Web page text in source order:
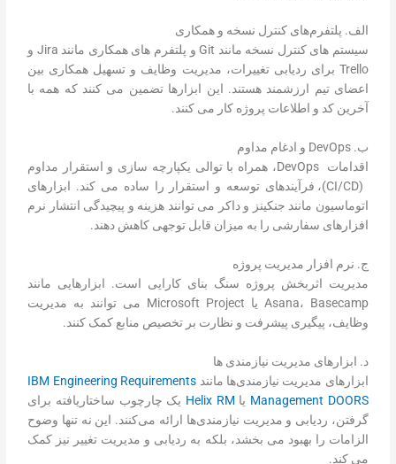
الف. پلتفرم‌های کنترل نسخه و همکاری
سیستم های کنترل نسخه مانند Git و پلتفرم های همکاری مانند Jira و
Trello برای ردیابی تغییرات، مدیریت وظایف و تسهیل همکاری بین
اعضای تیم ارزشمند هستند. این ابزارها تضمین می کنند که همه با
آخرین کد و اطلاعات پروژه کار می کنند.
ب. DevOps و ادغام مداوم
اقدامات DevOps، همراه با توالی یکپارچه سازی و استقرار مداوم
(CI/CD)، فرآیندهای توسعه و استقرار را ساده می کند. ابزارهای
اتوماسیون مانند جنکینز و داکر می توانند هزینه و پیچیدگی انتشار نرم
افزارهای سفارشی را به میزان قابل توجهی کاهش دهند.
ج. نرم افزار مدیریت پروژه
مدیریت اثربخش پروژه سنگ بنای کارایی است. ابزارهایی مانند
Asana، Basecamp یا Microsoft Project می توانند به مدیریت
وظایف، پیگیری پیشرفت و نظارت بر تخصیص منابع کمک کنند.
د. ابزارهای مدیریت نیازمندی ها
ابزارهای مدیریت نیازمندی‌ها مانند IBM Engineering Requirements
Management DOORS یا Helix RM یک چارچوب ساختاریافته برای
گرفتن، ردیابی و مدیریت نیازمندی‌ها ارائه می‌کنند. این نه تنها وضوح
الزامات را بهبود می بخشد، بلکه به ردیابی و مدیریت تغییر نیز کمک
می کند.